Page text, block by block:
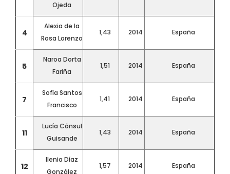
Ojeda
4
Alexia de la
Rosa Lorenzo
1,43 2014 España
5
Naroa Dorta
Fariña
1,51 2014 España
7
Sofía Santos
Francisco
1,41 2014 España
11
Lucía Cónsul
Guisande
1,43 2014 España
12
Ilenia Díaz
González
1,57 2014 España